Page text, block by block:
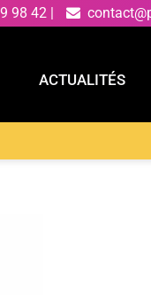
98 42 |
ACTUALITÉS
aluminium noir et doré